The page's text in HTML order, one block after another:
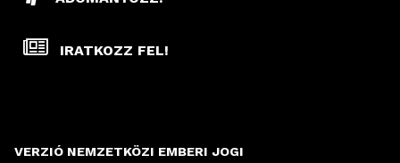
VERZIÓ NEMZETKÖZI EMBERI JOGI
IRATKOZZ FEL!